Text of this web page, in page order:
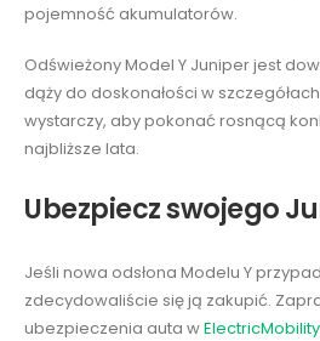
pojemność akumulatorów.
Odświeżony Model Y Juniper jest
dąży do doskonałości w
wystarczy, aby pokonać rosnącą
najbliższe lata.
Ubezpiecz swojego
Jeśli nowa odsłona Modelu Y
zdecydowaliście się ją zakupić.
ubezpieczenia auta w